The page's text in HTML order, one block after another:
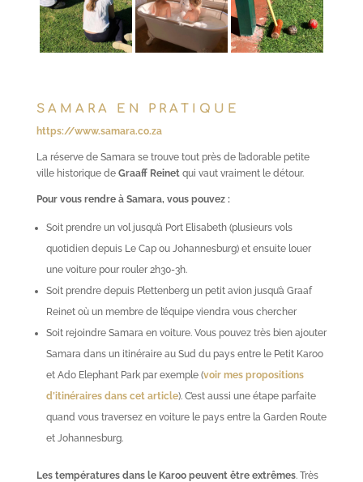
SAMARA EN PRATIQUE
https://www.samara.co.za
La réserve de Samara se trouve tout près de l’adorable petite
ville historique de Graaff Reinetqui vaut vraiment le détour.
Pour vous rendre à Samara, vous pouvez :
Soit prendre un vol jusqu’à Port Elisabeth (plusieurs vols
quotidien depuis Le Cap ou Johannesburg) et ensuite louer
une voiture pour rouler 2h30-3h.
Soit prendre depuis Plettenberg un petit avion jusqu’à Graaf
Reinet où un membre de l’équipe viendra vous chercher
Soit rejoindre Samara en voiture. Vous pouvez très bien ajouter
Samara dans un itinéraire au Sud du pays entre le Petit Karoo
et Ado Elephant Park par exemple (voir mes propositions
d’itinéraires dans cet article). C’est aussi une étape parfaite
quand vous traversez en voiture le pays entre la Garden Route
et Johannesburg.
Les températures dans le Karoo peuvent être extrêmes. Très